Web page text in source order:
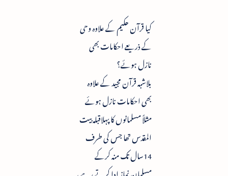
کیا قرآن حکیم کے علاوہ وحی
کے ذریعے احکامات بھی
نازل ہوئے؟
بلاشبہ قرآن مجید کے علاوہ
بھی احکامات نازل ہوئے
مثلاً مسلمانوں کا پہلاقبلہ بیت
المقدس تھا جس کی طرف
14سال تک منہ کرکے